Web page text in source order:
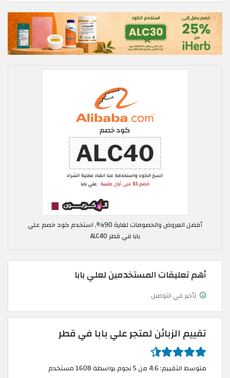
أفضل العروض والخصومات لغاية 90%, استخدم كود خصم علي
بابا في قطر ALC40
أهم تعليقات المستخدمين لعلي بابا
تأخير في التوصيل
تقييم الزبائن لمتجر علي بابا في قطر
متوسط التقييم: 4.6 من 5 نجوم بواسطة 1608 مستخدم